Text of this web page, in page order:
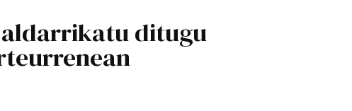
aldarrikatu ditugu